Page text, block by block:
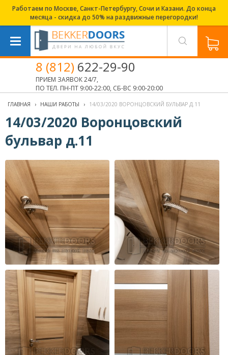
Работаем по Москве, Санкт-Петербургу, Сочи и Казани. До конца
месяца - скидка до 50% на раздвижные перегородки!
8 (812) 622-29-90
ПРИЕМ ЗАЯВОК 24/7,
ПО ТЕЛ. ПН-ПТ 9:00-22:00, СБ-ВС 9:00-20:00
ГЛАВНАЯ › НАШИ РАБОТЫ › 14/03/2020 ВОРОНЦОВСКИЙ БУЛЬВАР Д.11
14/03/2020 Воронцовский
бульвар д.11